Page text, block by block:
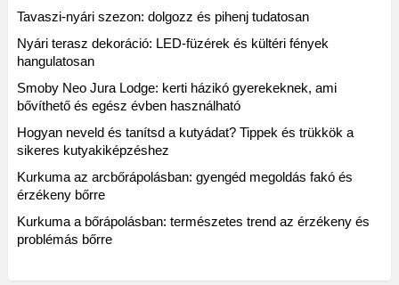
Tavaszi-nyári szezon: dolgozz és pihenj tudatosan
Nyári terasz dekoráció: LED-füzérek és kültéri fények
hangulatosan
Smoby Neo Jura Lodge: kerti házikó gyerekeknek, ami
bővíthető és egész évben használható
Hogyan neveld és tanítsd a kutyádat? Tippek és trükkök a
sikeres kutyakiképzéshez
Kurkuma az arcbőrápolásban: gyengéd megoldás fakó és
érzékeny bőrre
Kurkuma a bőrápolásban: természetes trend az érzékeny és
problémás bőrre